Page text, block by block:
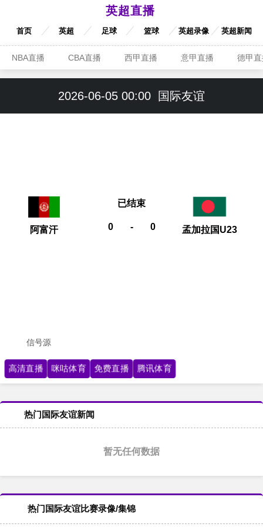
英超直播
首页 英超 足球 篮球 英超录像 英超新闻
NBA直播 CBA直播 西甲直播 意甲直播 德甲
2026-06-05 00:00 国际友谊
阿富汗 0 - 0
已结束
孟加拉国U23
信号源
高清直播 咪咕体育 免费直播 腾讯体育
热门国际友谊新闻
暂无任何数据
热门国际友谊比赛录像/集锦